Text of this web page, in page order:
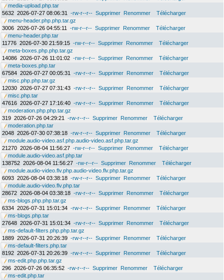
media-upload.php.tar
5632 2026-07-27 08:06:31 -rw-r--r-- Supprimer Renommer
Télécharger
menu-header.php.php.tar.gz
3006 2026-07-26 04:55:11 -rw-r--r-- Supprimer Renommer
Télécharger
menu-header.php.tar
11776 2026-07-30 21:59:15 -rw-r--r-- Supprimer Renommer
Télécharger
meta-boxes.php.php.tar.gz
14086 2026-07-26 11:01:02 -rw-r--r-- Supprimer Renommer
Télécharger
meta-boxes.php.tar
67584 2026-07-27 00:05:31 -rw-r--r-- Supprimer Renommer
Télécharger
misc.php.php.tar.gz
12030 2026-07-27 07:31:43 -rw-r--r-- Supprimer Renommer
Télécharger
misc.php.tar
47616 2026-07-27 17:16:40 -rw-r--r-- Supprimer Renommer
Télécharger
moderation.php.php.tar.gz
319 2026-07-26 04:29:21 -rw-r--r-- Supprimer Renommer
Télécharger
moderation.php.tar
2048 2026-07-30 07:38:18 -rw-r--r-- Supprimer Renommer
Télécharger
module.audio-video.asf.php.audio-video.asf.php.tar.gz
21270 2026-08-04 11:56:27 -rw-r--r-- Supprimer Renommer
Télécharger
module.audio-video.asf.php.tar
138752 2026-08-04 11:56:27 -rw-r--r-- Supprimer Renommer
Télécharger
module.audio-video.flv.php.audio-video.flv.php.tar.gz
6093 2026-08-04 03:38:18 -rw-r--r-- Supprimer Renommer
Télécharger
module.audio-video.flv.php.tar
28672 2026-08-04 03:38:18 -rw-r--r-- Supprimer Renommer
Télécharger
ms-blogs.php.php.tar.gz
6334 2026-07-31 15:01:34 -rw-r--r-- Supprimer Renommer
Télécharger
ms-blogs.php.tar
27648 2026-07-31 15:01:34 -rw-r--r-- Supprimer Renommer
Télécharger
ms-default-filters.php.php.tar.gz
1889 2026-07-31 20:26:39 -rw-r--r-- Supprimer Renommer
Télécharger
ms-default-filters.php.tar
8192 2026-07-31 20:26:39 -rw-r--r-- Supprimer Renommer
Télécharger
ms-edit.php.php.tar.gz
296 2026-07-26 06:35:52 -rw-r--r-- Supprimer Renommer
Télécharger
ms-edit.php.tar